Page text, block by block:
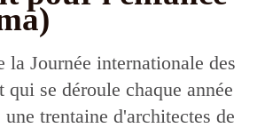
la Journée internationale des
se déroule chaque année
trentaine d'architectes de